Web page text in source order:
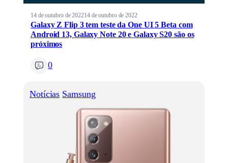
14 de outubro de 202214 de outubro de 2022
Galaxy Z Flip 3 tem teste da One UI 5 Beta com
Android 13, Galaxy Note 20 e Galaxy S20 são os
próximos
0
Notícias Samsung